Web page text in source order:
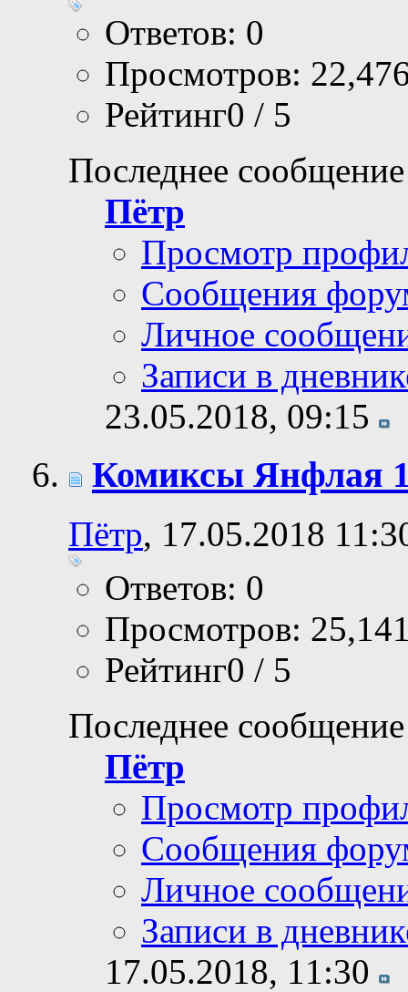
Ответов: 0
Просмотров:
Рейтинг0 / 5
Последнее
Пётр
Просмотр
Сообщения
Личное
Записи в
23.05.2018, 09:15
Комиксы Янфлая
Пётр, 17.05.2018
Ответов: 0
Просмотров:
Рейтинг0 / 5
Последнее
Пётр
Просмотр
Сообщения
Личное
Записи в
17.05.2018, 11:30